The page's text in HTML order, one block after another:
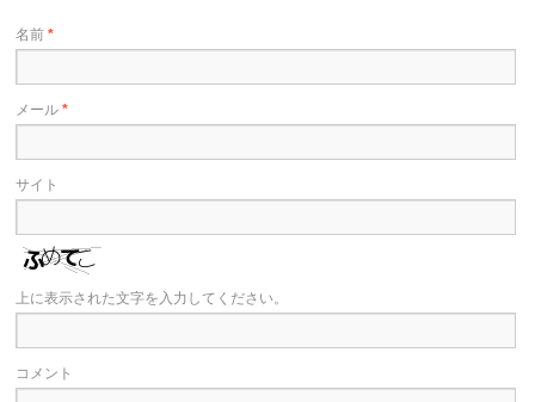
名前*
メール*
サイト
上に表示された文字を入力してください。
コメント